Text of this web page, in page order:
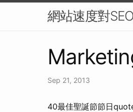
網站速度對
Sep 21, 2013
40最佳聖誕節節日